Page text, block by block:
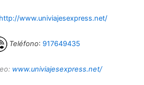
http://www.univiajesexpress.net/
Teléfono: 917649435
www.univiajesexpress.net/